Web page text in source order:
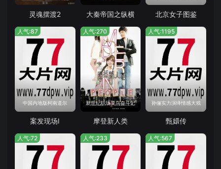
灵魂摆渡2 大秦帝国之纵横 北京女子图鉴
中国内地版柯南道尔
人气:87
案发现场I
新世纪职场菜鸟奋斗记
人气:270
摩登新人类
孙俪实力演绎情感大戏
人气:1195
甄嬛传
人气:72 人气:233 人气:567